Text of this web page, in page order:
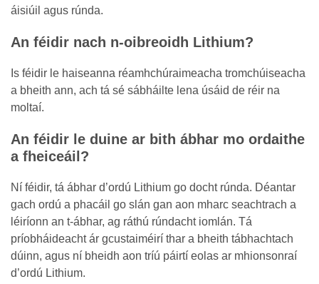
áisiúil agus rúnda.
An féidir nach n-oibreoidh Lithium?
Is féidir le haiseanna réamhchúraimeacha tromchúiseacha
a bheith ann, ach tá sé sábháilte lena úsáid de réir na
moltaí.
An féidir le duine ar bith ábhar mo ordaithe
a fheiceáil?
Ní féidir, tá ábhar d’ordú Lithium go docht rúnda. Déantar
gach ordú a phacáil go slán gan aon mharc seachtrach a
léiríonn an t-ábhar, ag ráthú rúndacht iomlán. Tá
príobháideacht ár gcustaiméirí thar a bheith tábhachtach
dúinn, agus ní bheidh aon tríú páirtí eolas ar mhionsonraí
d’ordú Lithium.